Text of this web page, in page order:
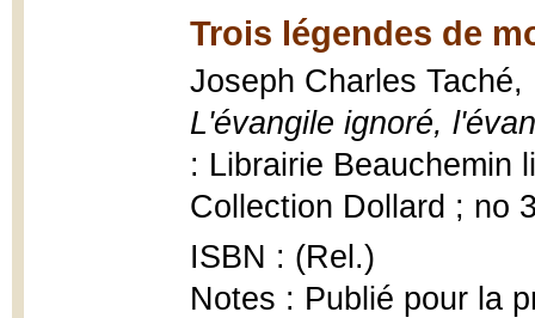
Trois légendes de
Joseph Charles Taché,
L'évangile ignoré,
: Librairie Beauchemin
Collection Dollard ; no
ISBN : (Rel.)
Notes : Publié pour la